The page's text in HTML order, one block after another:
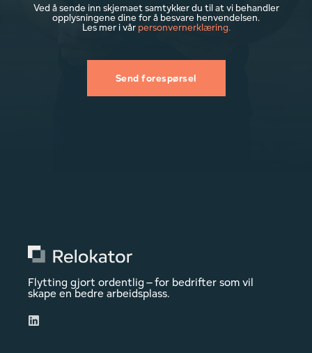
Ved å sende inn skjemaet samtykker du til at vi behandler
opplysningene dine for å besvare henvendelsen.
Les mer i vår personvernerklæring.
Flytting gjort ordentlig – for bedrifter som vil
skape en bedre arbeidsplass.